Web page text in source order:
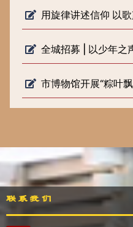
用旋律讲述信仰 以歌声传承薪火——
全城招募 | 以少年之
市博物馆开展“粽叶
联系我们